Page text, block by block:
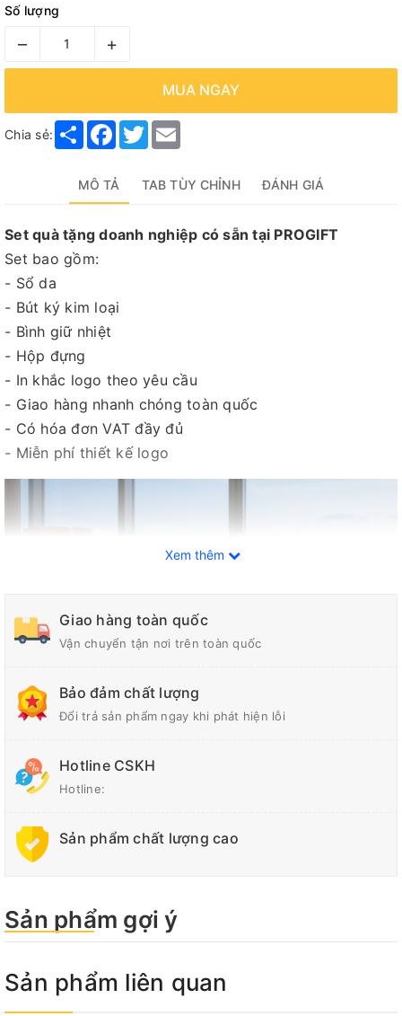
Số lượng
– +
MUA NGAY
Chia sẻ: Share Facebook
Twitter
MÔ TẢ TAB TÙY CHỈNH ĐÁNH GIÁ
Set quà tặng doanh nghiệp có sẵn tại PROGIFT
Set bao gồm:
- Sổ da
- Bút ký kim loại
- Bình giữ nhiệt
- Hộp đựng
- In khắc logo theo yêu cầu
- Giao hàng nhanh chóng toàn quốc
- Có hóa đơn VAT đầy đủ
- Miễn phí thiết kế logo
Xem thêm
Giao hàng toàn quốc
Vận chuyển tận nơi trên toàn quốc
Bảo đảm chất lượng
Đổi trả sản phẩm ngay khi phát hiện lỗi
Hotline CSKH
Hotline:
Sản phẩm chất lượng cao
Sản phẩm gợi ý
Sản phẩm liên quan